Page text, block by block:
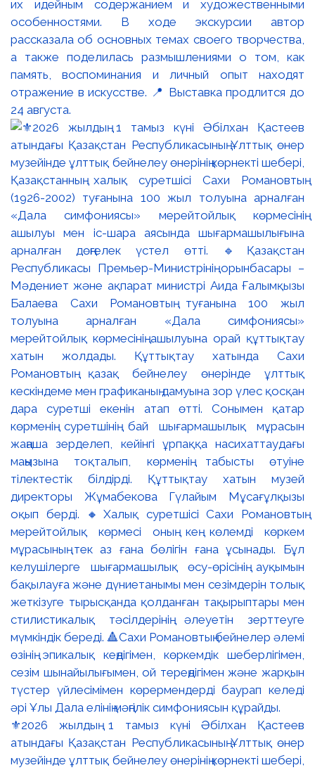
их идейным содержанием и художественными
особенностями. В ходе экскурсии автор
рассказала об основных темах своего творчества,
а также поделилась размышлениями о том, как
память, воспоминания и личный опыт находят
отражение в искусстве. 📍 Выставка продлится до
24 августа.
⚜️2026 жылдың 1 тамыз күні Әбілхан Қастеев
атындағы Қазақстан Республикасының Ұлттық өнер
музейінде ұлттық бейнелеу өнерінің көрнекті шебері,